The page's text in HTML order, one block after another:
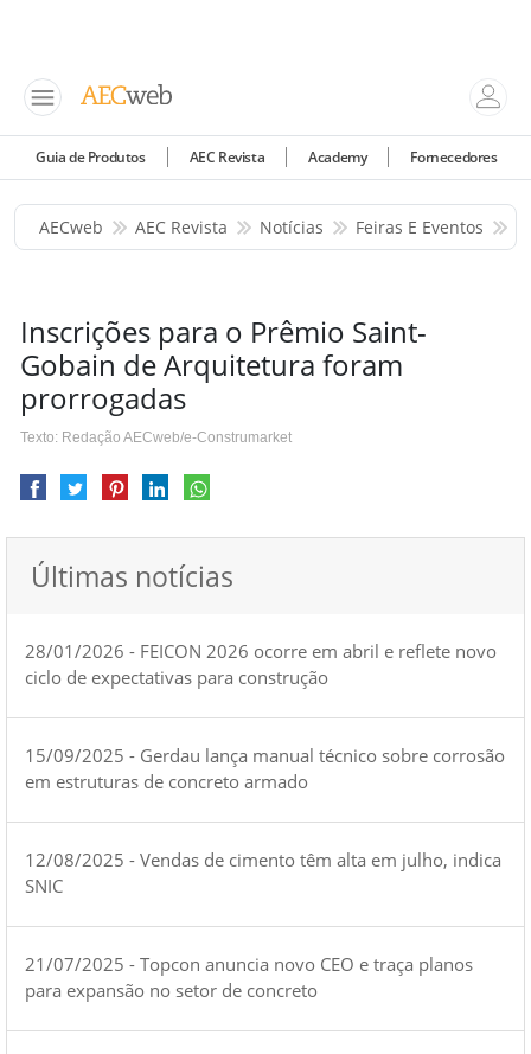
Guia de Produtos AEC Revista Academy Fornecedores
AECweb AEC Revista Notícias Feiras E Eventos
Inscrições para o Prêmio Saint-
Gobain de Arquitetura foram
prorrogadas
Texto: Redação AECweb/e-Construmarket
Últimas notícias
28/01/2026 - FEICON 2026 ocorre em abril e reflete novo
ciclo de expectativas para construção
15/09/2025 - Gerdau lança manual técnico sobre corrosão
em estruturas de concreto armado
12/08/2025 - Vendas de cimento têm alta em julho, indica
SNIC
21/07/2025 - Topcon anuncia novo CEO e traça planos
para expansão no setor de concreto